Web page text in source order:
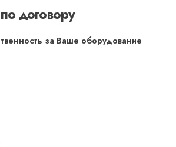
договору
за Ваше оборудование